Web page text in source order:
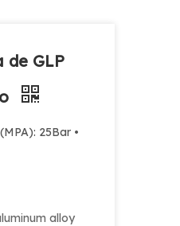
de GLP
25Bar •
alloy